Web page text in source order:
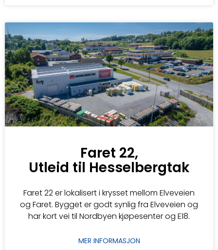
Faret 22,
Utleid til Hesselbergtak
Faret 22 er lokalisert i krysset mellom Elveveien
og Faret. Bygget er godt synlig fra Elveveien og
har kort vei til Nordbyen kjøpesenter og E18.
MER INFORMASJON